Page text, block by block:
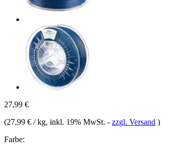
27,99 €
(27,99 € / kg, inkl. 19% MwSt. - zzgl. Versand )
Farbe: